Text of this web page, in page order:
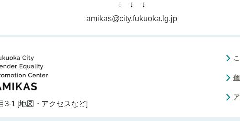
↓ ↓ ↓
amikas@city.fukuoka.lg.jp
3-1 [地図・アクセスなど]